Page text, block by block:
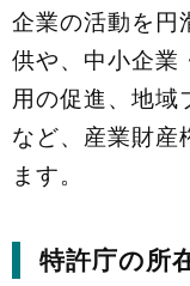
企業の活動を円
供や、中小企業
用の促進、地域
など、産業財産
ます。
特許庁の所